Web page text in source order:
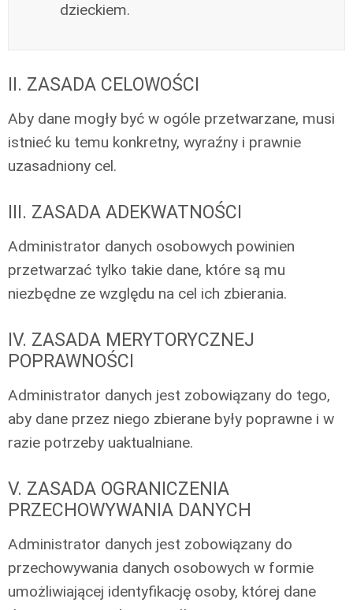
dzieckiem.
II. ZASADA CELOWOŚCI
Aby dane mogły być w ogóle przetwarzane, musi
istnieć ku temu konkretny, wyraźny i prawnie
uzasadniony cel.
III. ZASADA ADEKWATNOŚCI
Administrator danych osobowych powinien
przetwarzać tylko takie dane, które są mu
niezbędne ze względu na cel ich zbierania.
IV. ZASADA MERYTORYCZNEJ
POPRAWNOŚCI
Administrator danych jest zobowiązany do tego,
aby dane przez niego zbierane były poprawne i w
razie potrzeby uaktualniane.
V. ZASADA OGRANICZENIA
PRZECHOWYWANIA DANYCH
Administrator danych jest zobowiązany do
przechowywania danych osobowych w formie
umożliwiającej identyfikację osoby, której dane